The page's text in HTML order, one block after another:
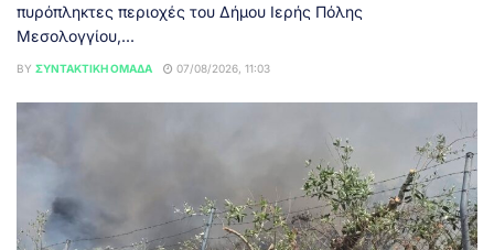
πυρόπληκτες περιοχές του Δήμου Ιερής Πόλης
Μεσολογγίου,...
BY ΣΥΝΤΑΚΤΙΚΉ ΟΜΆΔΑ 07/08/2026, 11:03